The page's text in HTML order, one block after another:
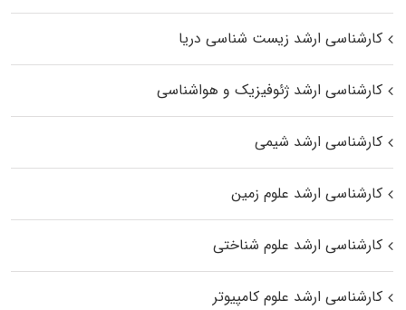
کارشناسی ارشد زیست‌ شناسی دریا
کارشناسی ارشد ژئوفیزیک و هواشناسی
کارشناسی ارشد شیمی
کارشناسی ارشد علوم زمین
کارشناسی ارشد علوم شناختی
کارشناسی ارشد علوم کامپیوتر